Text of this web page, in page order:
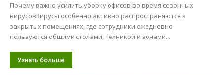
Почему важно усилить уборку офисов во время сезонных
вирусовВирусы особенно активно распространяются в
закрытых помещениях, где сотрудники ежедневно
пользуются общими столами, техникой и зонами...
Узнать больше